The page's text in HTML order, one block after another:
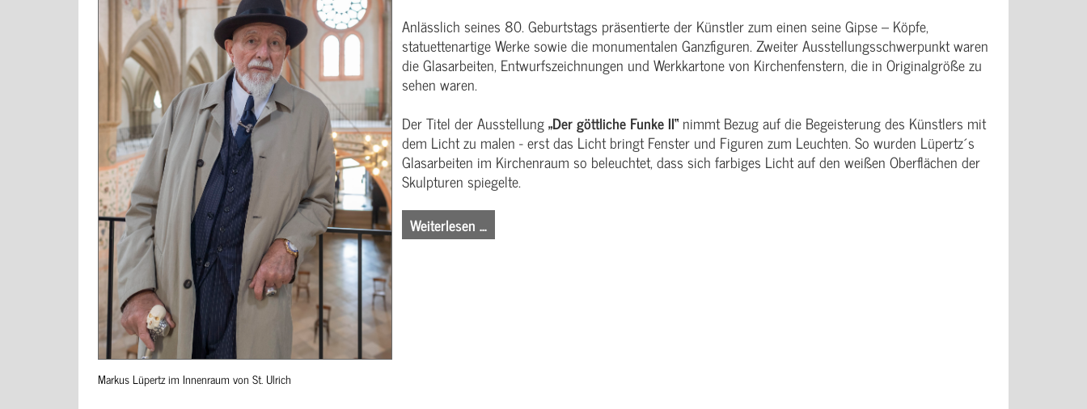
Markus Lüpertz im Innenraum von St. Ulrich
Anlässlich seines 80. Geburtstags präsentierte der Künstler zum einen seine Gipse – Köpfe,
statuettenartige Werke sowie die monumentalen Ganzfiguren. Zweiter Ausstellungsschwerpunkt waren
die Glasarbeiten, Entwurfszeichnungen und Werkkartone von Kirchenfenstern, die in Originalgröße zu
sehen waren.
Der Titel der Ausstellung„Der göttliche Funke II“nimmt Bezug auf die Begeisterung des Künstlers mit
dem Licht zu malen - erst das Licht bringt Fenster und Figuren zum Leuchten. So wurden Lüpertz´s
Glasarbeiten im Kirchenraum so beleuchtet, dass sich farbiges Licht auf den weißen Oberflächen der
Skulpturen spiegelte.
Weiterlesen …